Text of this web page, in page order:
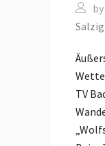
by
Salzig
TV